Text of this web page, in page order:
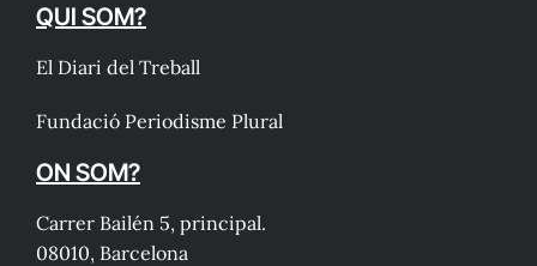
QUI SOM?
El Diari del Treball
Fundació Periodisme Plural
ON SOM?
Carrer Bailén 5, principal.
08010, Barcelona